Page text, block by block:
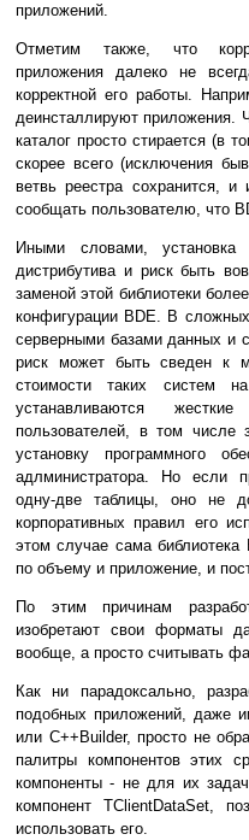
приложений.
Отметим также, что
приложения далеко не
корректной его работы.
деинсталлируют приложения.
каталог просто стирается (в
скорее всего (исключения
ветвь реестра сохранится, и
сообщать пользователю, что
Иными словами,
дистрибутива и риск быть
заменой этой библиотеки
конфигурации BDE. В
серверными базами данных и
риск может быть сведен к
стоимости таких систем
устанавливаются
пользователей, в том числе
установку программного
адлминистратора. Но если
одну-две таблицы, оно не
корпоративных правил его
этом случае сама
по объему и приложение, и
По этим причинам
изобретают свои форматы
вообще, а просто считывать
Как ни парадоксально,
подобных приложений, даже
или C++Builder, просто не
палитры компонентов этих
компоненты - не для их
компонент TClientDataSet,
использовать его.